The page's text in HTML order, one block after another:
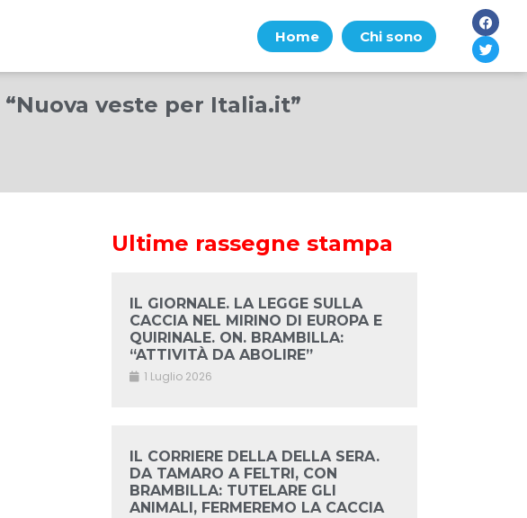
Home Chi sono
veste per Italia.it”
Ultime rassegne stampa
IL GIORNALE. LA LEGGE SULLA
CACCIA NEL MIRINO DI EUROPA E
QUIRINALE. ON. BRAMBILLA:
“ATTIVITÀ DA ABOLIRE”
1 Luglio 2026
IL CORRIERE DELLA DELLA SERA.
DA TAMARO A FELTRI, CON
BRAMBILLA: TUTELARE GLI
ANIMALI, FERMEREMO LA CACCIA